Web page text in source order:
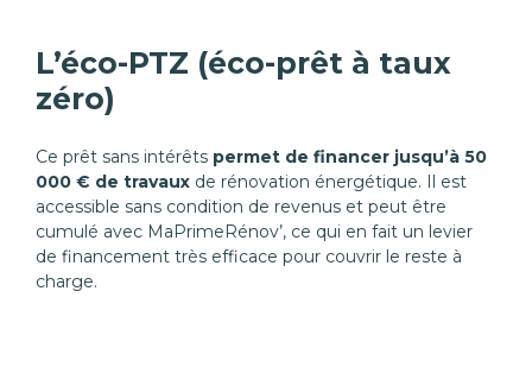
L’éco-PTZ (éco-prêt à taux
zéro)
Ce prêt sans intérêts permet de financer jusqu’à 50
000 € de travaux de rénovation énergétique. Il est
accessible sans condition de revenus et peut être
cumulé avec MaPrimeRénov’, ce qui en fait un levier
de financement très efficace pour couvrir le reste à
charge.